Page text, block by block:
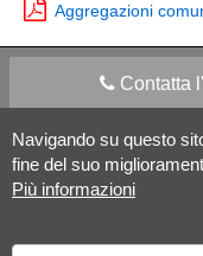
Navigando su questo
fine del suo
Più informazioni
Aggregazioni
Contatta
Apps Mobile